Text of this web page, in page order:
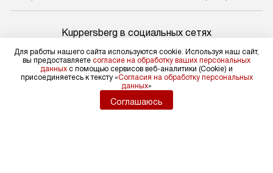
Kuppersberg в социальных сетях
Для физических лиц
shop@kuppers-russia.ru
Для юридических лиц
Для работы нашего сайта используются cookie. Используя наш сайт,
вы предоставляете согласие на обработку ваших персональных
данных с помощью сервисов веб-аналитики (Cookie) и
присоединяетесь к тексту «Согласия на обработку персональных
данных»
Соглашаюсь